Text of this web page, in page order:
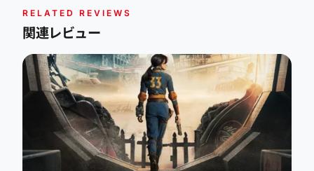
RELATED REVIEWS
関連レビュー